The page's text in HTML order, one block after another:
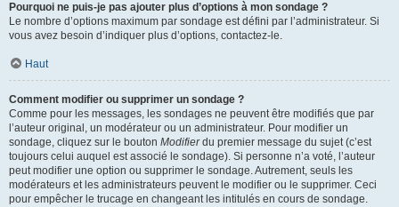
Pourquoi ne puis-je pas ajouter plus d’options à mon sondage ?
Le nombre d’options maximum par sondage est défini par l’administrateur. Si
vous avez besoin d’indiquer plus d’options, contactez-le.
Haut
Comment modifier ou supprimer un sondage ?
Comme pour les messages, les sondages ne peuvent être modifiés que par
l’auteur original, un modérateur ou un administrateur. Pour modifier un
sondage, cliquez sur le bouton Modifierdu premier message du sujet (c’est
toujours celui auquel est associé le sondage). Si personne n’a voté, l’auteur
peut modifier une option ou supprimer le sondage. Autrement, seuls les
modérateurs et les administrateurs peuvent le modifier ou le supprimer. Ceci
pour empêcher le trucage en changeant les intitulés en cours de sondage.